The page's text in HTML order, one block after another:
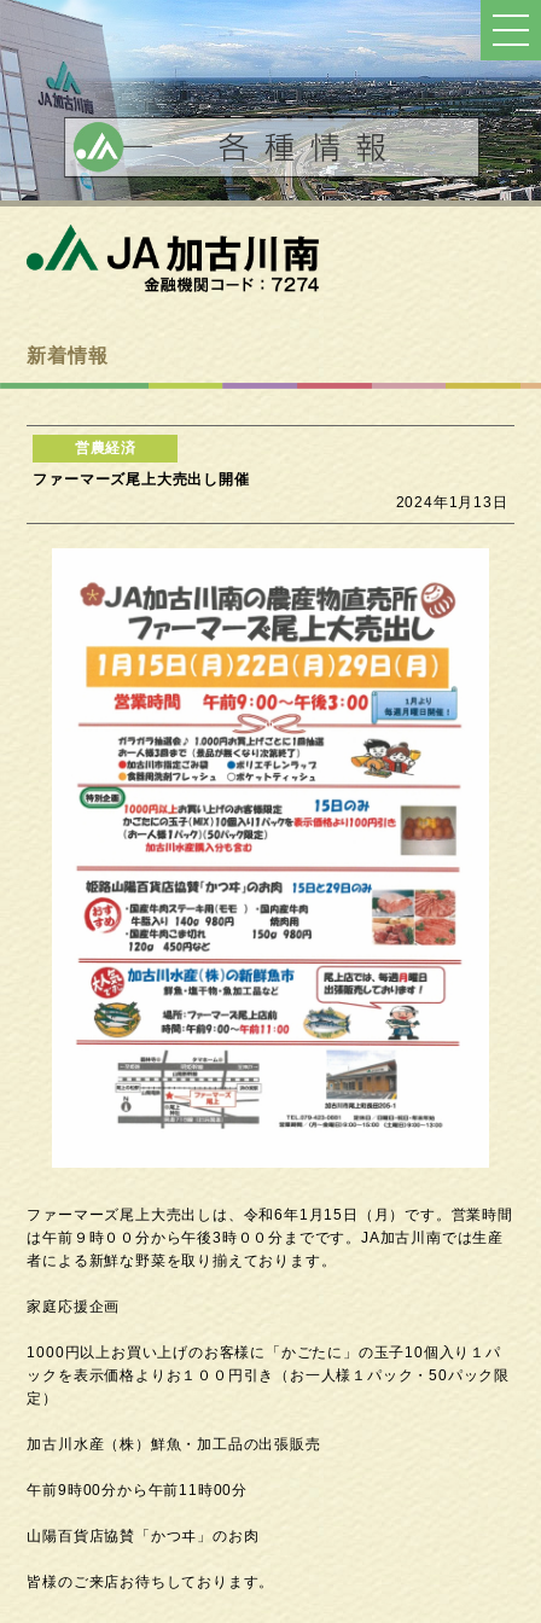
新着情報
ファーマーズ尾上大売出し開催
2024年1月13日
ファーマーズ尾上大売出しは、令和6年1月15日（月）です。営業時間
は午前９時００分から午後3時００分までです。JA加古川南では生産
者による新鮮な野菜を取り揃えております。
家庭応援企画
1000円以上お買い上げのお客様に「かごたに」の玉子10個入り１パ
ックを表示価格よりお１００円引き（お一人様１パック・50パック限
定）
加古川水産（株）鮮魚・加工品の出張販売
午前9時00分から午前11時00分
山陽百貨店協賛「かつヰ」のお肉
皆様のご来店お待ちしております。